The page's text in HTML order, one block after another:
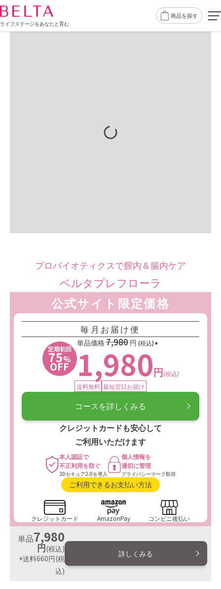
ライフステージをあなたと育む
商品を探す
プロバイオティクスで膣内＆腸内ケア
ベルタプレフローラ
公式サイト限定価格
毎月お届け便
定期初回
75%
OFF 1,980円(税込)
単品価格7,980円 (税込)
送料無料 最短翌日お届け
コースを詳しくみる
クレジットカードも安心して
ご利用いただけます
本人認証で
不正利用を防ぐ
3Dセキュア2.0を導入
個人情報を
適切に管理
プライバシーマーク取得
ご利用できるお支払い方法
クレジットカード AmazonPay コンビニ後払い
単品7,980
円(税込)
+送料660円(税
込)
詳しくみる